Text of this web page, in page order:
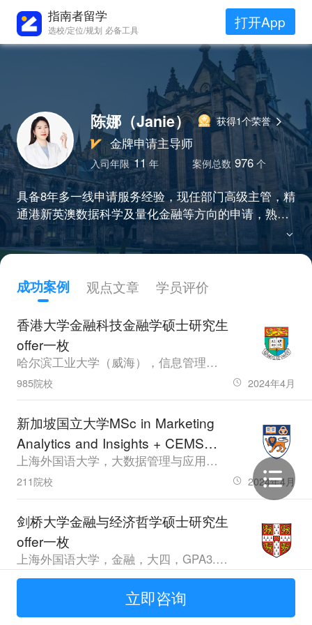
指南者留学
选校/定位/规划 必备工具 打开App
陈娜（Janie） 获得1个荣誉
金牌申请主导师
入司年限 11 年 案例总数 976 个
具备8年多一线申请服务经验，现任部门高级主管，精
通港新英澳数据科学及量化金融等方向的申请，熟知
院校及专业的审理机制，始终将客户放在第一位，善
于聆听需求并能及时给到专业指导，多年来帮助300
取。
成功案例 观点文章
学员评价
香港大学金融科技金融学硕士研究生
offer一枚
哈尔滨工业大学（威海），信息管理与信息系统，大四，GPA86.91，雅思:7.0(L:6.5/R:8.0/W:6.5/S:8.5)，GMAT:680
985院校 2024年4月
新加坡国立大学MSc in Marketing
Analytics and Insights + CEMS
MIM研究生offer一枚
上海外国语大学，大数据管理与应用，大四，GPA3.7，雅思8.0，GMAT710
211院校 2024年4月
剑桥大学金融与经济哲学硕士研究生
offer一枚
上海外国语大学，金融，大四，GPA3.96，雅思7.5，GMAT710/329
211院校 2024年3月
伦敦大学学院工商管理硕士（伦敦大
立即咨询